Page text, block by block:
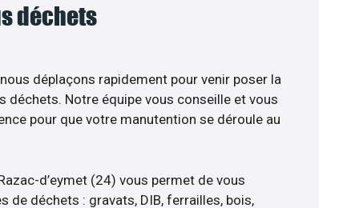
déchets
déplaçons rapidement pour venir poser la
déchets. Notre équipe vous conseille et vous
pour que votre manutention se déroule au
d’eymet (24) vous permet de vous
de déchets : gravats, DIB, ferrailles, bois,